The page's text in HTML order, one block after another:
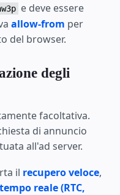
e deve essere
allow-from per
del browser.
degli
facoltativa.
di annuncio
all'ad server.
il recupero veloce,
reale (RTC,